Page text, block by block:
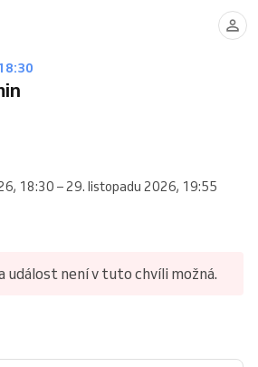
18:30 – 29. listopadu 2026, 19:55
událost není v tuto chvíli možná.